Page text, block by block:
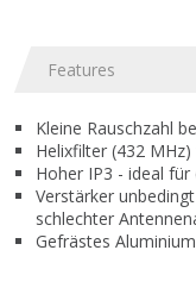
Features
Kleine Rauschzahl
Helixfilter (432
Hoher IP3 - ideal
Verstärker
schlechter
Gefrästes